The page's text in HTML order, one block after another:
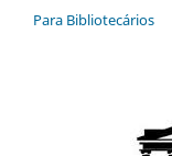
Para Bibliotecários